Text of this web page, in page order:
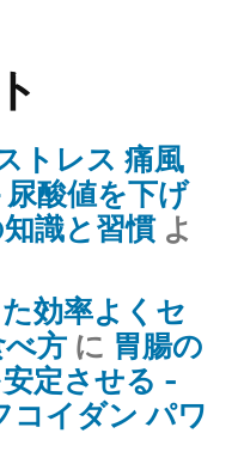
トレス 痛風
酸値を下げ
識と習慣よ
効率よくセ
方 に 胃腸の
定させる -
コイダン パワ